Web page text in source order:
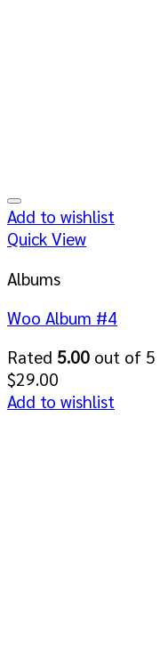
Add to wishlist
Quick View
Albums
Woo Album #4
Rated 5.00 out of 5
$29.00
Add to wishlist